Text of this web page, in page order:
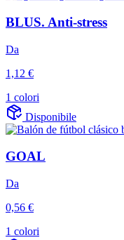
BLUS. Anti-stress
Da
1,12 €
1 colori
Disponibile
GOAL
Da
0,56 €
1 colori